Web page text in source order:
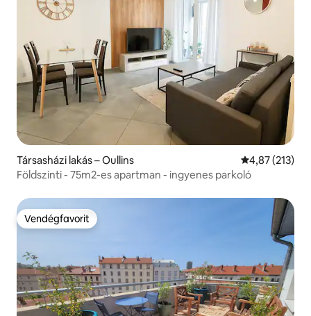
Társasházi lakás – Oullins Átlagos
4,87 (213)
Földszinti - 75m2-es apartman - ingyenes parkoló
Vendégfavorit
Vendégfavorit